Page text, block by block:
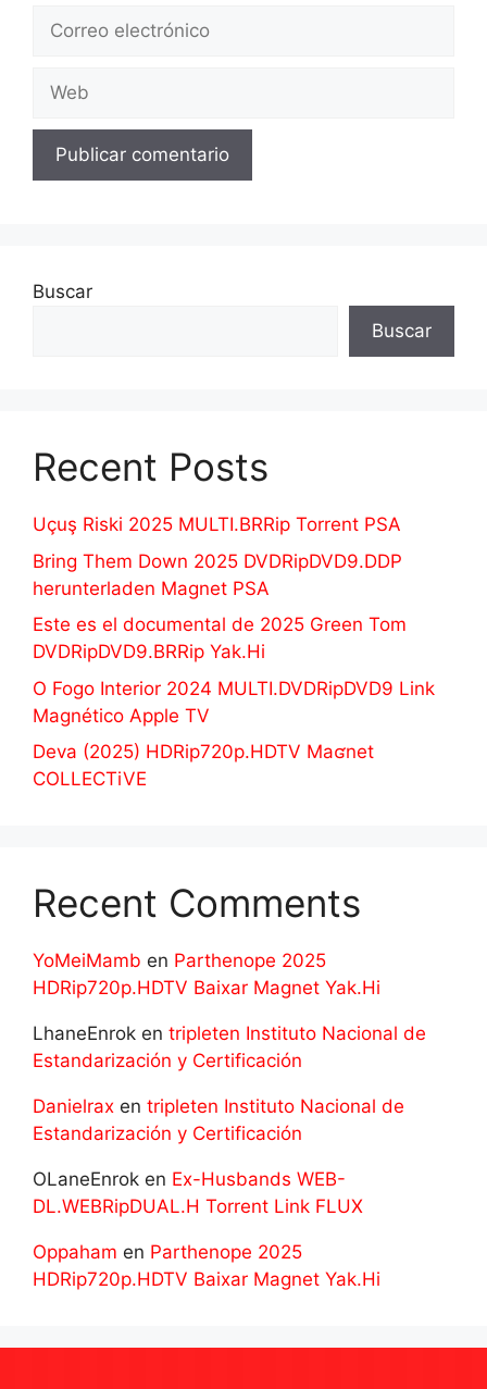
Correo
Web
Buscar
Buscar
Recent Posts
Uçuş Riski 2025 MULTI.BRRip Torrent PSA
Bring Them Down 2025 DVDRipDVD9.DDP
herunterladen Magnet PSA
Este es el documental de 2025 Green Tom
DVDRipDVD9.BRRip Yak.Hi
O Fogo Interior 2024 MULTI.DVDRipDVD9 Link
Magnético Apple TV
Deva (2025) HDRip720p.HDTV Maʛnet
COLLECTiVE
Recent Comments
YoMeiMamb en Parthenope 2025
HDRip720p.HDTV Baixar Magnet Yak.Hi
LhaneEnrok en tripleten Instituto Nacional de
Estandarización y Certificación
Danielrax en tripleten Instituto Nacional de
Estandarización y Certificación
OLaneEnrok en Ex-Husbands WEB-
DL.WEBRipDUAL.H Torrent Link FLUX
Oppaham en Parthenope 2025
HDRip720p.HDTV Baixar Magnet Yak.Hi